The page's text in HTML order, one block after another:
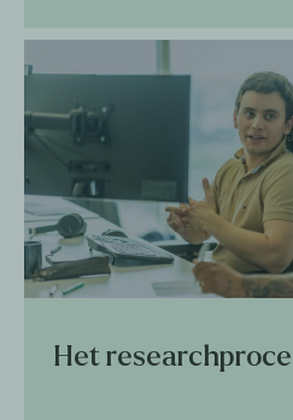
Het